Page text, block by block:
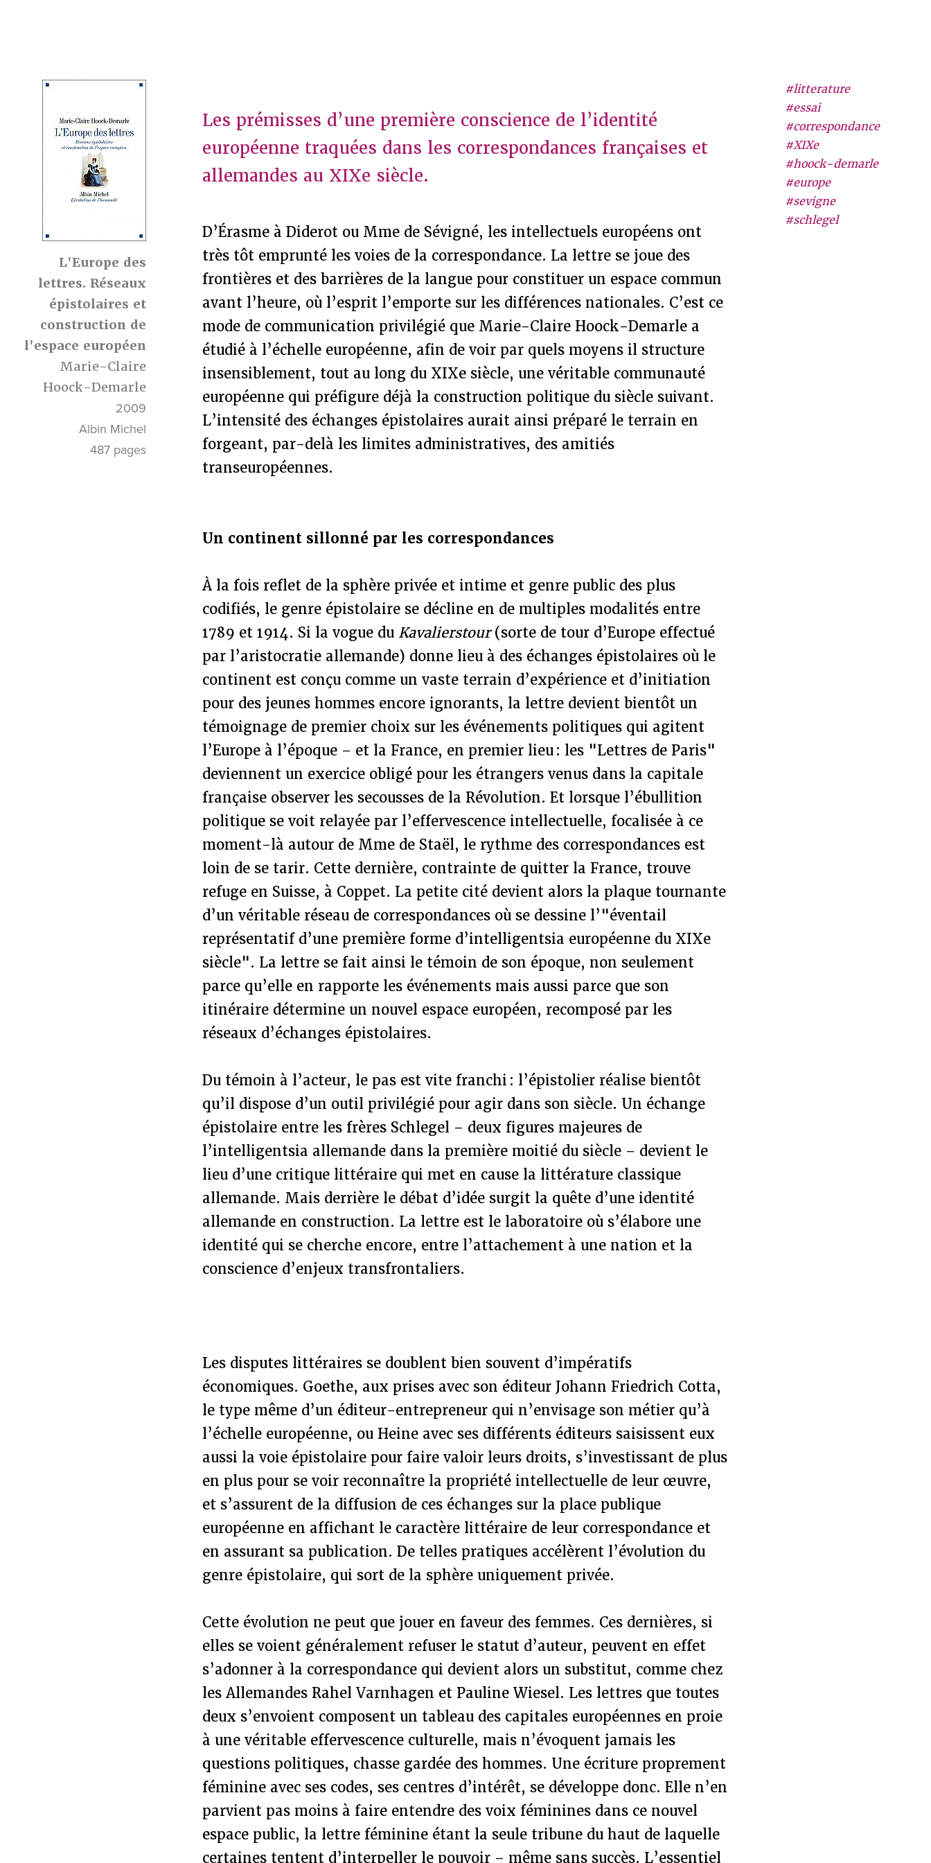
L'Europe des
lettres. Réseaux
épistolaires et
construction de
l'espace européen
Marie-Claire
Hoock-Demarle
2009
Albin Michel
487 pages
#litterature
#essai
#correspondance
#XIXe
#hoock-demarle
#europe
#sevigne
#schlegel
Les prémisses d’une première conscience de l’identité
européenne traquées dans les correspondances françaises et
allemandes au XIXe siècle.
D’Érasme à Diderot ou Mme de Sévigné, les intellectuels européens ont
très tôt emprunté les voies de la correspondance. La lettre se joue des
frontières et des barrières de la langue pour constituer un espace commun
avant l’heure, où l’esprit l’emporte sur les différences nationales. C’est ce
mode de communication privilégié que Marie-Claire Hoock-Demarle a
étudié à l’échelle européenne, afin de voir par quels moyens il structure
insensiblement, tout au long du XIXe siècle, une véritable communauté
européenne qui préfigure déjà la construction politique du siècle suivant.
L’intensité des échanges épistolaires aurait ainsi préparé le terrain en
forgeant, par-delà les limites administratives, des amitiés
transeuropéennes.
Un continent sillonné par les correspondances
À la fois reflet de la sphère privée et intime et genre public des plus
codifiés, le genre épistolaire se décline en de multiples modalités entre
1789 et 1914. Si la vogue du Kavalierstour(sorte de tour d’Europe effectué
par l’aristocratie allemande) donne lieu à des échanges épistolaires où le
continent est conçu comme un vaste terrain d’expérience et d’initiation
pour des jeunes hommes encore ignorants, la lettre devient bientôt un
témoignage de premier choix sur les événements politiques qui agitent
l’Europe à l’époque – et la France, en premier lieu : les "Lettres de Paris"
deviennent un exercice obligé pour les étrangers venus dans la capitale
française observer les secousses de la Révolution. Et lorsque l’ébullition
politique se voit relayée par l’effervescence intellectuelle, focalisée à ce
moment-là autour de Mme de Staël, le rythme des correspondances est
loin de se tarir. Cette dernière, contrainte de quitter la France, trouve
refuge en Suisse, à Coppet. La petite cité devient alors la plaque tournante
d’un véritable réseau de correspondances où se dessine l’"éventail
représentatif d’une première forme d’intelligentsia européenne du XIXe
siècle". La lettre se fait ainsi le témoin de son époque, non seulement
parce qu’elle en rapporte les événements mais aussi parce que son
itinéraire détermine un nouvel espace européen, recomposé par les
réseaux d’échanges épistolaires.
Du témoin à l’acteur, le pas est vite franchi : l’épistolier réalise bientôt
qu’il dispose d’un outil privilégié pour agir dans son siècle. Un échange
épistolaire entre les frères Schlegel – deux figures majeures de
l’intelligentsia allemande dans la première moitié du siècle – devient le
lieu d’une critique littéraire qui met en cause la littérature classique
allemande. Mais derrière le débat d’idée surgit la quête d’une identité
allemande en construction. La lettre est le laboratoire où s’élabore une
identité qui se cherche encore, entre l’attachement à une nation et la
conscience d’enjeux transfrontaliers.
Les disputes littéraires se doublent bien souvent d’impératifs
économiques. Goethe, aux prises avec son éditeur Johann Friedrich Cotta,
le type même d’un éditeur-entrepreneur qui n’envisage son métier qu’à
l’échelle européenne, ou Heine avec ses différents éditeurs saisissent eux
aussi la voie épistolaire pour faire valoir leurs droits, s’investissant de plus
en plus pour se voir reconnaître la propriété intellectuelle de leur œuvre,
et s’assurent de la diffusion de ces échanges sur la place publique
européenne en affichant le caractère littéraire de leur correspondance et
en assurant sa publication. De telles pratiques accélèrent l’évolution du
genre épistolaire, qui sort de la sphère uniquement privée.
Cette évolution ne peut que jouer en faveur des femmes. Ces dernières, si
elles se voient généralement refuser le statut d’auteur, peuvent en effet
s’adonner à la correspondance qui devient alors un substitut, comme chez
les Allemandes Rahel Varnhagen et Pauline Wiesel. Les lettres que toutes
deux s’envoient composent un tableau des capitales européennes en proie
à une véritable effervescence culturelle, mais n’évoquent jamais les
questions politiques, chasse gardée des hommes. Une écriture proprement
féminine avec ses codes, ses centres d’intérêt, se développe donc. Elle n’en
parvient pas moins à faire entendre des voix féminines dans ce nouvel
espace public, la lettre féminine étant la seule tribune du haut de laquelle
certaines tentent d’interpeller le pouvoir – même sans succès. L’essentiel